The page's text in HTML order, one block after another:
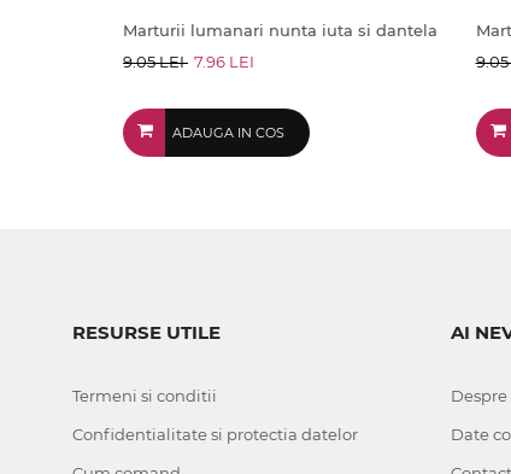
Marturii lumanari nunta iuta si dantela
9.05 LEI 7.96 LEI
ADAUGA IN COS
RESURSE UTILE
Termeni si conditii
Confidentialitate si protectia datelor
AI
Despre
Date